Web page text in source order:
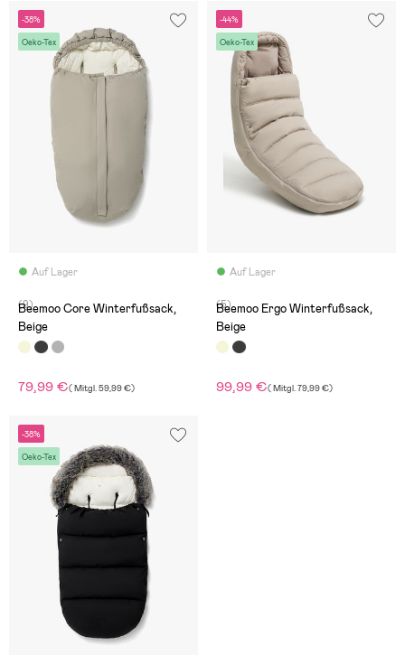
-38%
Oeko-Tex
Auf Lager
(9)
Beemoo Core Winterfußsack,
Beige
79,99 €(Mitgl. 59,99 €)
-44%
Oeko-Tex
Auf Lager
(5)
Beemoo Ergo Winterfußsack,
Beige
99,99 €(Mitgl. 79,99 €)
-38%
Oeko-Tex